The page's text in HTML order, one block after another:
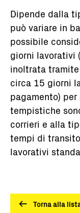
Dipende dalla
può variare in
possibile
giorni lavorativi
inoltrata
circa 15 giorni
pagamento)
tempistiche
corrieri e alla
tempi di
lavorativi
Torna alla